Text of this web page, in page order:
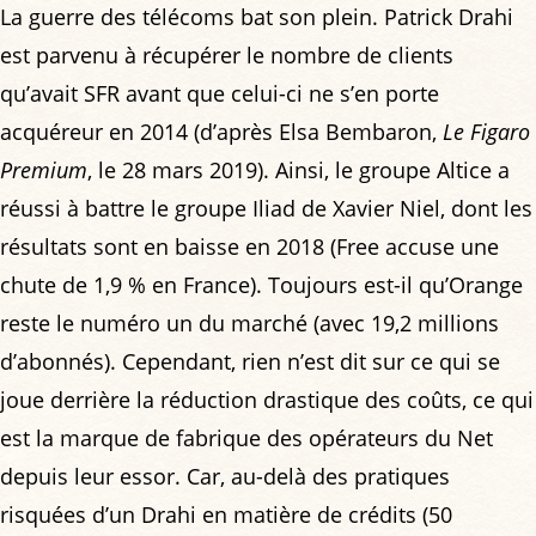
La guerre des télécoms bat son plein. Patrick Drahi
est parvenu à récupérer le nombre de clients
qu’avait SFR avant que celui-ci ne s’en porte
acquéreur en 2014 (d’après Elsa Bembaron, Le Figaro
Premium, le 28 mars 2019). Ainsi, le groupe Altice a
réussi à battre le groupe Iliad de Xavier Niel, dont les
résultats sont en baisse en 2018 (Free accuse une
chute de 1,9 % en France). Toujours est-il qu’Orange
reste le numéro un du marché (avec 19,2 millions
d’abonnés). Cependant, rien n’est dit sur ce qui se
joue derrière la réduction drastique des coûts, ce qui
est la marque de fabrique des opérateurs du Net
depuis leur essor. Car, au-delà des pratiques
risquées d’un Drahi en matière de crédits (50